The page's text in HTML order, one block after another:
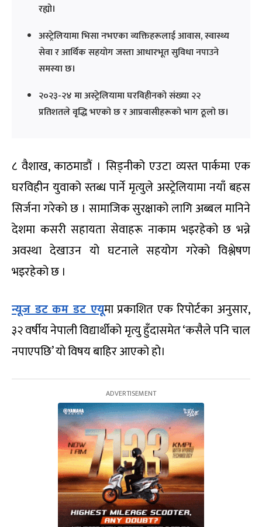
रह्यो।
अस्ट्रेलियामा भिसा नभएका व्यक्तिहरूलाई आवास, स्वास्थ्य
सेवा र आर्थिक सहयोग जस्ता आधारभूत सुविधा नपाउने
समस्या छ।
२०२३-२४ मा अस्ट्रेलियामा घरविहीनको संख्या २२
प्रतिशतले वृद्धि भएको छ र आप्रवासीहरूको भाग ठूलो छ।
८ वैशाख, काठमाडौं । सिड्नीको एउटा व्यस्त पार्कमा एक
घरविहीन युवाको स्तब्ध पार्ने मृत्युले अस्ट्रेलियामा नयाँ बहस
सिर्जना गरेको छ । सामाजिक सुरक्षाको लागि अब्बल मानिने
देशमा कसरी सहायता सेवाहरू नाकाम भइरहेको छ भन्ने
अवस्था देखाउन यो घटनाले सहयोग गरेको विश्लेषण
भइरहेको छ ।
न्यूज डट कम डट एयूमा प्रकाशित एक रिपोर्टका अनुसार,
३२ वर्षीय नेपाली विद्यार्थीको मृत्यु हुँदासमेत ‘कसैले पनि चाल
नपाएपछि’ यो विषय बाहिर आएको हो।